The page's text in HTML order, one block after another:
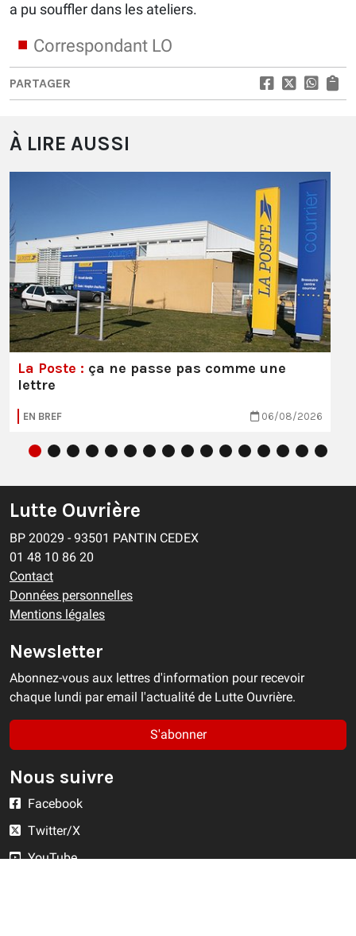
a pu souffler dans les ateliers.
Correspondant LO
PARTAGER
À LIRE AUSSI
La Poste : ça ne passe pas comme une
lettre
EN BREF 06/08/2026
Lutte Ouvrière
BP 20029 - 93501 PANTIN CEDEX
01 48 10 86 20
Contact
Données personnelles
Mentions légales
Newsletter
Abonnez-vous aux lettres d'information pour recevoir
chaque lundi par email l'actualité de Lutte Ouvrière.
S'abonner
Nous suivre
Facebook
Twitter/X
YouTube